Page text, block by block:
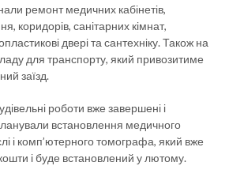
ремонт медичних кабінетів,
коридорів, санітарних кімнат,
двері та сантехніку. Також на
для транспорту, який привозитиме
заїзд.
роботи вже завершені і
встановлення медичного
і комп’ютерного томографа, який вже
і буде встановлений у лютому.